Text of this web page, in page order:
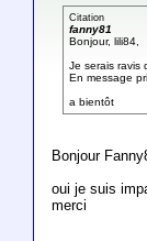
Citation
fanny81
Bonjour, lili84,
Je serais ravis
En message
a bientôt
Bonjour
oui je suis
merci